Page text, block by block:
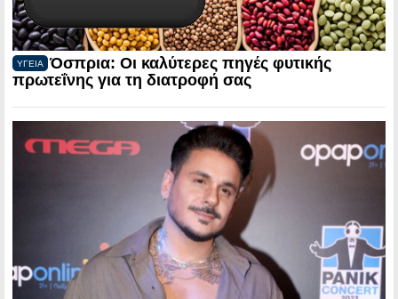
ΥΓΕΙΑ
Όσπρια: Οι καλύτερες πηγές φυτικής
πρωτεΐνης για τη διατροφή σας